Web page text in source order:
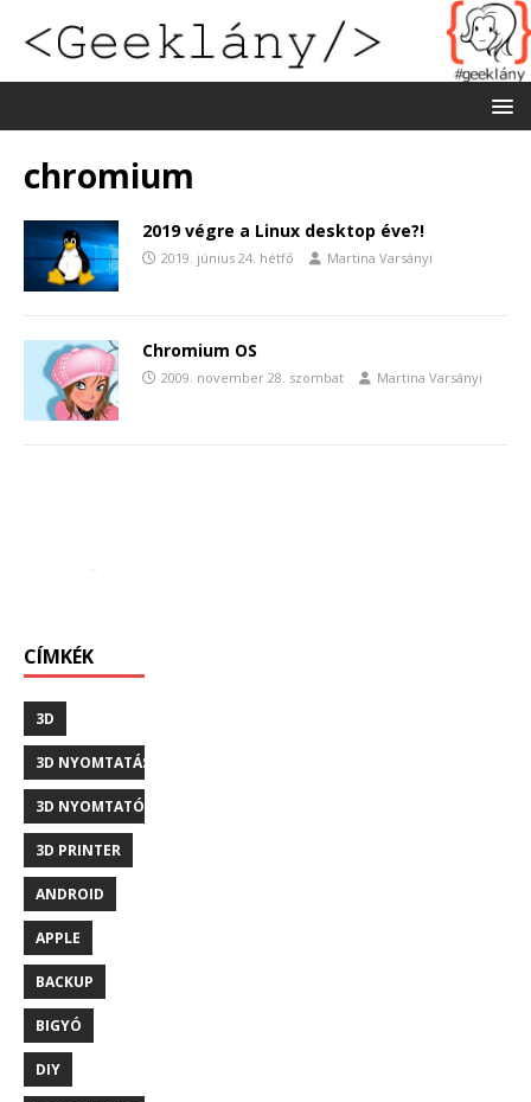
chromium
2019 végre a Linux desktop éve?!
2019. június 24. hétfő Martina Varsányi
Chromium OS
2009. november 28. szombat Martina Varsányi
CÍMKÉK
3D
3D NYOMTATÁS
3D NYOMTATÓ
3D PRINTER
ANDROID
APPLE
BACKUP
BIGYÓ
DIY